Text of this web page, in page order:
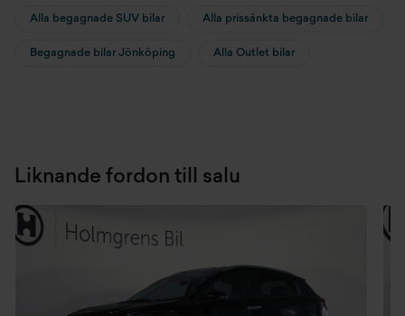
Alla begagnade SUV bilar Alla prissänkta begagnade bilar
Begagnade bilar Jönköping Alla Outlet bilar
Liknande fordon till salu